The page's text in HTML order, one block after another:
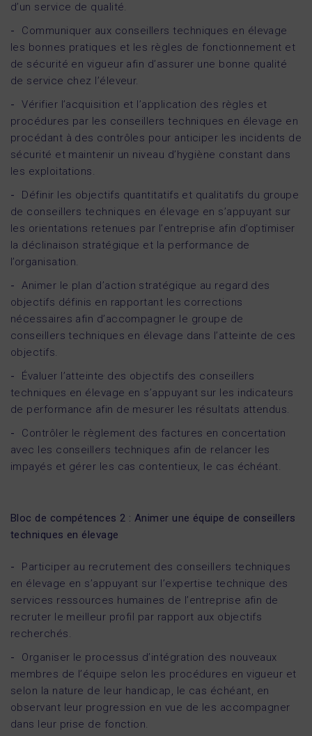
d’un service de qualité.
Communiquer aux conseillers techniques en élevage
les bonnes pratiques et les règles de fonctionnement et
de sécurité en vigueur afin d’assurer une bonne qualité
de service chez l’éleveur.
Vérifier l’acquisition et l’application des règles et
procédures par les conseillers techniques en élevage en
procédant à des contrôles pour anticiper les incidents de
sécurité et maintenir un niveau d’hygiène constant dans
les exploitations.
Définir les objectifs quantitatifs et qualitatifs du groupe
de conseillers techniques en élevage en s’appuyant sur
les orientations retenues par l’entreprise afin d’optimiser
la déclinaison stratégique et la performance de
l’organisation.
Animer le plan d’action stratégique au regard des
objectifs définis en rapportant les corrections
nécessaires afin d’accompagner le groupe de
conseillers techniques en élevage dans l’atteinte de ces
objectifs.
Évaluer l’atteinte des objectifs des conseillers
techniques en élevage en s’appuyant sur les indicateurs
de performance afin de mesurer les résultats attendus.
Contrôler le règlement des factures en concertation
avec les conseillers techniques afin de relancer les
impayés et gérer les cas contentieux, le cas échéant.
Bloc de compétences 2 : Animer une équipe de conseillers
techniques en élevage
Participer au recrutement des conseillers techniques
en élevage en s’appuyant sur l’expertise technique des
services ressources humaines de l’entreprise afin de
recruter le meilleur profil par rapport aux objectifs
recherchés.
Organiser le processus d’intégration des nouveaux
membres de l’équipe selon les procédures en vigueur et
selon la nature de leur handicap, le cas échéant, en
observant leur progression en vue de les accompagner
dans leur prise de fonction.